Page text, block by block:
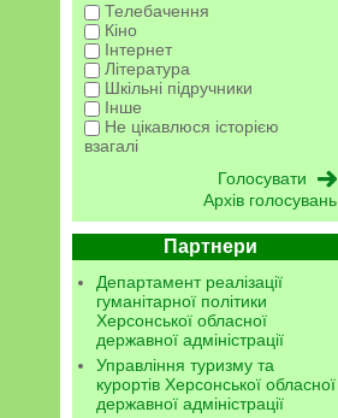
Телебачення
Кіно
Інтернет
Література
Шкільні підручники
Інше
Не цікавлюся історією
взагалі
Архів голосувань
Партнери
Департамент реалізації
гуманітарної політики
Херсонської обласної
державної адміністрації
Управління туризму та
курортів Херсонської обласної
державної адміністрації